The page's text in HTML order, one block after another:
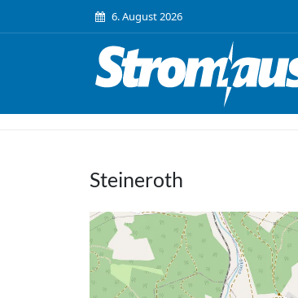
6. August 2026
Steineroth